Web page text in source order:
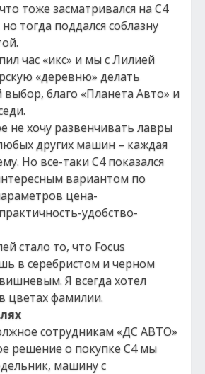
тоже засматривался на С4
тогда поддался соблазну
час «икс» и мы с Лилией
«деревню» делать
благо «Планета Авто» и
не хочу развенчивать лавры
других машин – каждая
Но все-таки С4 показался
вариантом по
цена-
удобство-
стало то, что Focus
в серебристом и черном
Я всегда хотел
цветах фамилии.
сотрудникам «ДС АВТО»
решение о покупке С4 мы
машину с